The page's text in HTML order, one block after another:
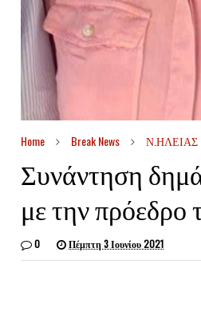
Home Break News Ν.ΗΛΕΙΑΣ
Συνάντηση
με την
0 Πέμπτη 3 Ιουνίου 2021